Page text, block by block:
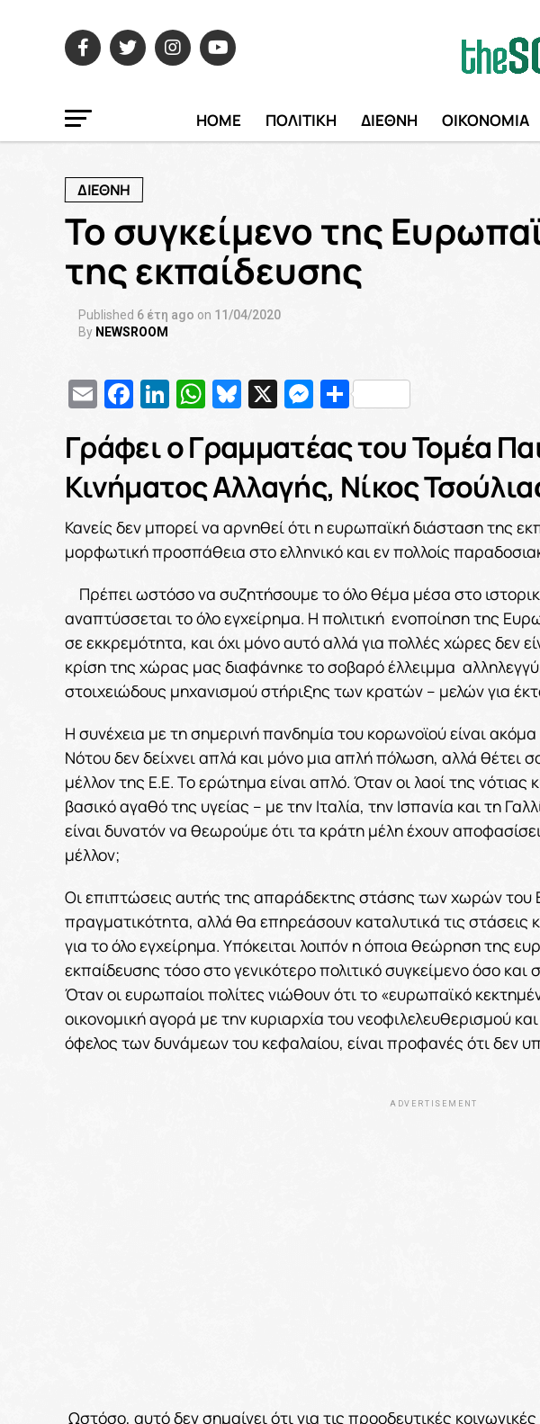
HOME ΠΟΛΙΤΙΚΗ ΔΙΕΘΝΗ ΟΙΚΟΝΟΜΙΑ
ΔΙΕΘΝΗ
Το συγκείμενο της
της εκπαίδευσης
Published 6 έτη ago on 11/04/2020
By NEWSROOM
EmailFacebook
LinkedIn
WhatsApp
Bluesky
X Messenger
Μοιραστείτε
Γράφει ο Γραμματέας του Τομέα
Κινήματος Αλλαγής, Νίκος
Κανείς δεν μπορεί να αρνηθεί ότι η ευρωπαϊκή διάσταση της
μορφωτική προσπάθεια στο ελληνικό και εν πολλοίς
Πρέπει ωστόσο να συζητήσουμε το όλο θέμα μέσα στο
αναπτύσσεται το όλο εγχείρημα. Η πολιτική ενοποίηση της
σε εκκρεμότητα, και όχι μόνο αυτό αλλά για πολλές χώρες δεν
κρίση της χώρας μας διαφάνηκε το σοβαρό έλλειμμα
στοιχειώδους μηχανισμού στήριξης των κρατών – μελών για
Η συνέχεια με τη σημερινή πανδημία του κορωνοϊού είναι
Νότου δεν δείχνει απλά και μόνο μια απλή πόλωση, αλλά θέτει
μέλλον της Ε.Ε. Το ερώτημα είναι απλό. Όταν οι λαοί της
βασικό αγαθό της υγείας – με την Ιταλία, την Ισπανία και τη
είναι δυνατόν να θεωρούμε ότι τα κράτη μέλη έχουν
μέλλον;
Οι επιπτώσεις αυτής της απαράδεκτης στάσης των χωρών του
πραγματικότητα, αλλά θα επηρεάσουν καταλυτικά τις στάσεις
για το όλο εγχείρημα. Υπόκειται λοιπόν η όποια θεώρηση της
εκπαίδευσης τόσο στο γενικότερο πολιτικό συγκείμενο όσο και
Όταν οι ευρωπαίοι πολίτες νιώθουν ότι το «ευρωπαϊκό
οικονομική αγορά με την κυριαρχία του νεοφιλελευθερισμού
όφελος των δυνάμεων του κεφαλαίου, είναι προφανές ότι δεν
ADVERTISEMENT
Ωστόσο, αυτό δεν σημαίνει ότι για τις προοδευτικές